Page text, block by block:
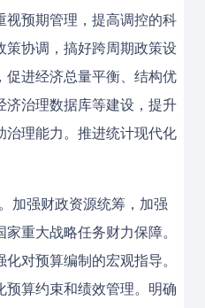
视预期管理，提高调控的科
策协调，搞好跨周期政策设
促进经济总量平衡、结构优
济治理数据库等建设，提升
治理能力。推进统计现代化
加强财政资源统筹，加强
重大战略任务财力保障。
对预算编制的宏观指导。
预算约束和绩效管理。明确